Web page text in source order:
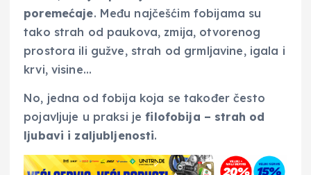
poremećaje. Među najčešćim fobijama su
tako strah od paukova, zmija, otvorenog
prostora ili gužve, strah od grmljavine, igala i
krvi, visine…
No, jedna od fobija koja se također često
pojavljuje u praksi jefilofobija – strah od
ljubavi i zaljubljenosti.